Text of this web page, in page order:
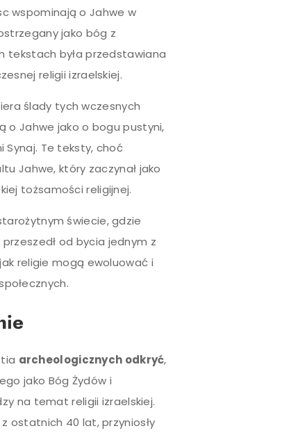
wspominają o Jahwe w
jako bóg z
tekstach była przedstawiana
religii izraelskiej.
ślady tych wczesnych
o Jahwe jako o bogu pustyni,
Synaj. Te teksty, choć
Jahwe, który zaczynał jako
tożsamości religijnej.
świecie, gdzie
od bycia jednym z
religie mogą ewoluować i
archeologicznych odkryć,
jako Bóg Żydów i
na temat religii izraelskiej.
ostatnich 40 lat, przyniosły